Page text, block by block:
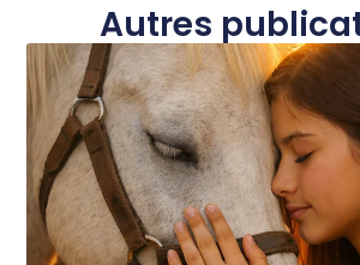
Autres